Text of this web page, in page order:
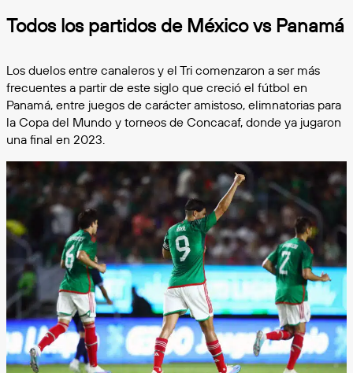
Todos los partidos de México vs Panamá
Los duelos entre canaleros y el Tri comenzaron a ser más
frecuentes a partir de este siglo que creció el fútbol en
Panamá, entre juegos de carácter amistoso, elimnatorias para
la Copa del Mundo y torneos de Concacaf, donde ya jugaron
una final en 2023.